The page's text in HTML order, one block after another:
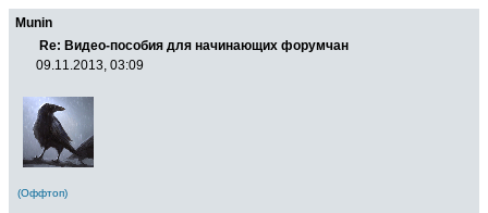
Munin
Re: Видео-пособия для начинающих форумчан
09.11.2013, 03:09
(Оффтоп)